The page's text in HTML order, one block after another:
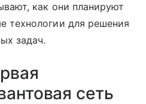
как они планируют
технологии для решения
задач.
сеть